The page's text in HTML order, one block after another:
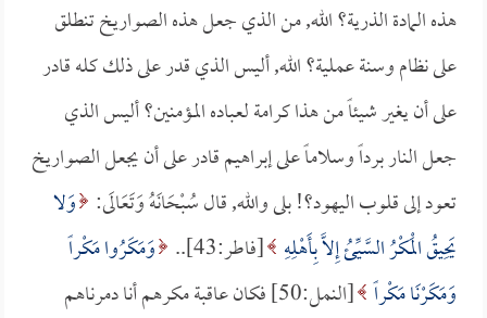
هذه المادة الذرية؟ الله, من الذي جعل هذه الصواريخ تنطلق
على نظام وسنة عملية؟ الله, أليس الذي قدر على ذلك كله قادر
على أن يغير شيئاً من هذا كرامة لعباده المؤمنين؟ أليس الذي
جعل النار برداً وسلاماً على إبراهيم قادر على أن يجعل الصواريخ
تعود إلى قلوب اليهود؟! بلى والله, قال سُبْحَانَهُ وَتَعَالَى: وَلا
يَحِيقُ الْمَكْرُ السَّيِّئُ إِلاَّ بِأَهْلِهِ [فاطر:43]..
وَمَكَرُوا مَكْراً
وَمَكَرْنَا مَكْراً
[النمل:50] فكان عاقبة مكرهم أنا دمرناهم